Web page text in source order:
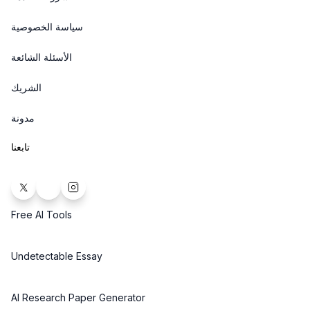
سياسة الخصوصية
الأسئلة الشائعة
الشريك
مدونة
تابعنا
Free AI Tools
Undetectable Essay
AI Research Paper Generator